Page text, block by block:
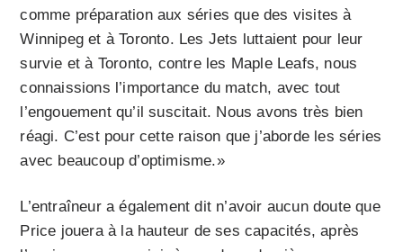
comme préparation aux séries que des visites à
Winnipeg et à Toronto. Les Jets luttaient pour leur
survie et à Toronto, contre les Maple Leafs, nous
connaissions l’importance du match, avec tout
l’engouement qu’il suscitait. Nous avons très bien
réagi. C’est pour cette raison que j’aborde les séries
avec beaucoup d’optimisme.»
L’entraîneur a également dit n’avoir aucun doute que
Price jouera à la hauteur de ses capacités, après